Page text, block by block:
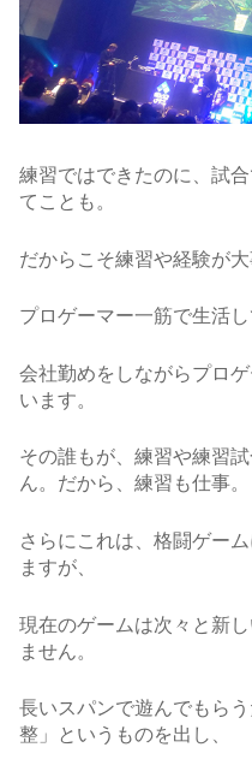
練習ではできたのに、試
てことも。
だからこそ練習や経験が
プロゲーマー一筋で生活し
会社勤めをしながらプロ
います。
その誰もが、練習や練習
ん。だから、練習も仕事。
さらにこれは、格闘ゲー
ますが、
現在のゲームは次々と新
ません。
長いスパンで遊んでもら
整」というものを出し、